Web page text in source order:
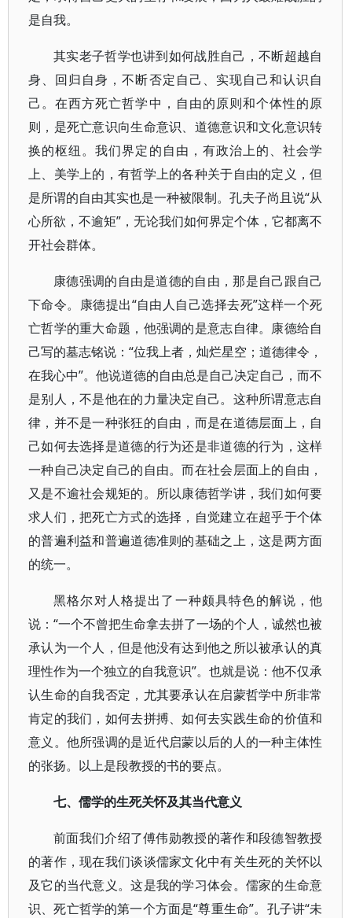
是自我。
其实老子哲学也讲到如何战胜自己，不断超越自
身、回归自身，不断否定自己、实现自己和认识自
己。在西方死亡哲学中，自由的原则和个体性的原
则，是死亡意识向生命意识、道德意识和文化意识转
换的枢纽。我们界定的自由，有政治上的、社会学
上、美学上的，有哲学上的各种关于自由的定义，但
是所谓的自由其实也是一种被限制。孔夫子尚且说“从
心所欲，不逾矩”，无论我们如何界定个体，它都离不
开社会群体。
康德强调的自由是道德的自由，那是自己跟自己
下命令。康德提出“自由人自己选择去死”这样一个死
亡哲学的重大命题，他强调的是意志自律。康德给自
己写的墓志铭说：“位我上者，灿烂星空；道德律令，
在我心中”。他说道德的自由总是自己决定自己，而不
是别人，不是他在的力量决定自己。这种所谓意志自
律，并不是一种张狂的自由，而是在道德层面上，自
己如何去选择是道德的行为还是非道德的行为，这样
一种自己决定自己的自由。而在社会层面上的自由，
又是不逾社会规矩的。所以康德哲学讲，我们如何要
求人们，把死亡方式的选择，自觉建立在超乎于个体
的普遍利益和普遍道德准则的基础之上，这是两方面
的统一。
黑格尔对人格提出了一种颇具特色的解说，他
说：“一个不曾把生命拿去拼了一场的个人，诚然也被
承认为一个人，但是他没有达到他之所以被承认的真
理性作为一个独立的自我意识”。也就是说：他不仅承
认生命的自我否定，尤其要承认在启蒙哲学中所非常
肯定的我们，如何去拼搏、如何去实践生命的价值和
意义。他所强调的是近代启蒙以后的人的一种主体性
的张扬。以上是段教授的书的要点。
七、儒学的生死关怀及其当代意义
前面我们介绍了傅伟勋教授的著作和段德智教授
的著作，现在我们谈谈儒家文化中有关生死的关怀以
及它的当代意义。这是我的学习体会。儒家的生命意
识、死亡哲学的第一个方面是“尊重生命”。孔子讲“未